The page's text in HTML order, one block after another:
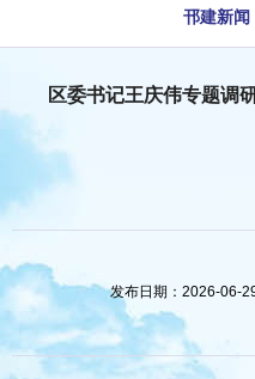
邗建新闻
区委书记王庆伟专题调
发布日期：2026-06-